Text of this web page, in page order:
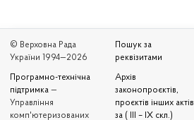
© Верховна Рада
України 1994—2026
Програмно-технічна
підтримка —
Управління
комп'ютеризованих
Пошук за
реквізитами
Архів
законопроєктів,
проєктів інших актів
за ( III – IX скл.)